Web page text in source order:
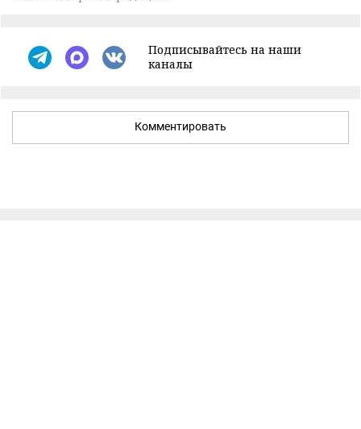
Подписывайтесь на наши
каналы
Комментировать